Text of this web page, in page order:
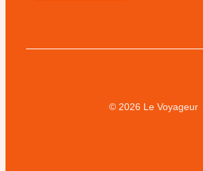
© 2026 Le Voyageur